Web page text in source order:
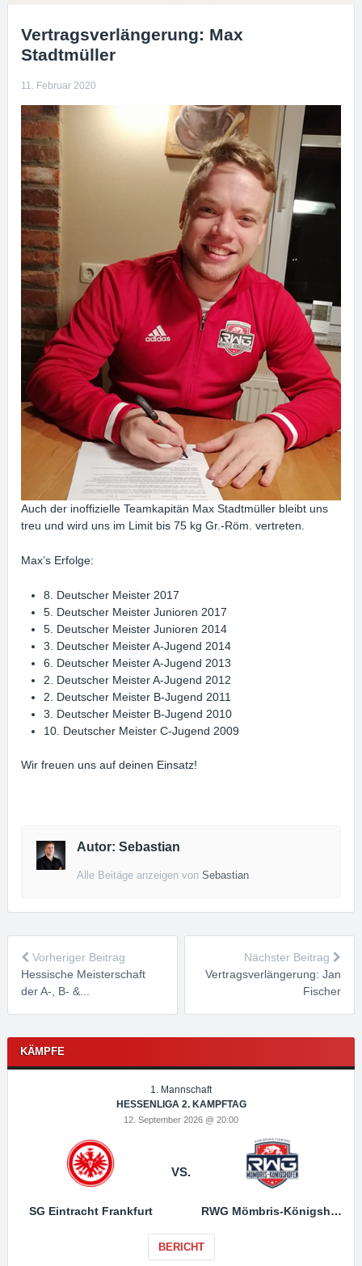
Vertragsverlängerung: Max
Stadtmüller
11. Februar 2020
Auch der inoffizielle Teamkapitän Max Stadtmüller bleibt uns
treu und wird uns im Limit bis 75 kg Gr.-Röm. vertreten.
Max’s Erfolge:
8. Deutscher Meister 2017
5. Deutscher Meister Junioren 2017
5. Deutscher Meister Junioren 2014
3. Deutscher Meister A-Jugend 2014
6. Deutscher Meister A-Jugend 2013
2. Deutscher Meister A-Jugend 2012
2. Deutscher Meister B-Jugend 2011
3. Deutscher Meister B-Jugend 2010
10. Deutscher Meister C-Jugend 2009
Wir freuen uns auf deinen Einsatz!
Autor: Sebastian
Alle Beitäge anzeigen vonSebastian
Vorheriger Beitrag
Hessische Meisterschaft
der A-, B- &...
Nächster Beitrag
Vertragsverlängerung: Jan
Fischer
KÄMPFE
1. Mannschaft
HESSENLIGA 2. KAMPFTAG
12. September 2026 @ 20:00
SG Eintracht Frankfurt
VS.
RWG Mömbris-Königshofen
BERICHT